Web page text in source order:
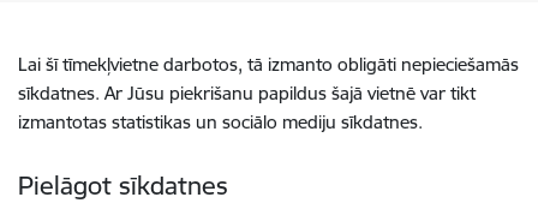
Lai šī tīmekļvietne darbotos, tā izmanto obligāti nepieciešamās
sīkdatnes. Ar Jūsu piekrišanu papildus šajā vietnē var tikt
izmantotas statistikas un sociālo mediju sīkdatnes.
Pielāgot sīkdatnes